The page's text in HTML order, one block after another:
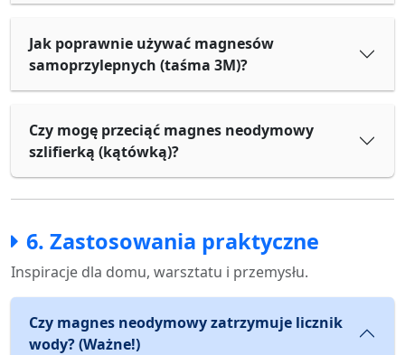
Jak poprawnie używać magnesów
samoprzylepnych (taśma 3M)?
Czy mogę przeciąć magnes neodymowy
szlifierką (kątówką)?
6. Zastosowania praktyczne
Inspiracje dla domu, warsztatu i przemysłu.
Czy magnes neodymowy zatrzymuje licznik
wody? (Ważne!)